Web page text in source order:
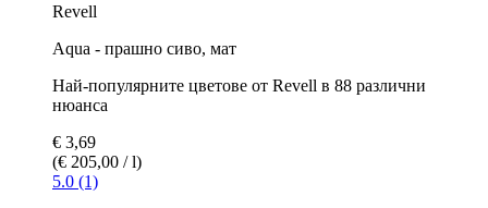
Revell
Aqua - прашно сиво, мат
Най-популярните цветове от Revell в 88 различни
нюанса
€ 3,69
(€ 205,00 / l)
5.0 (1)